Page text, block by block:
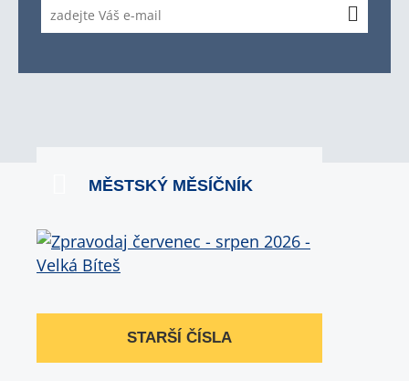
MĚSTSKÝ MĚSÍČNÍK
STARŠÍ ČÍSLA